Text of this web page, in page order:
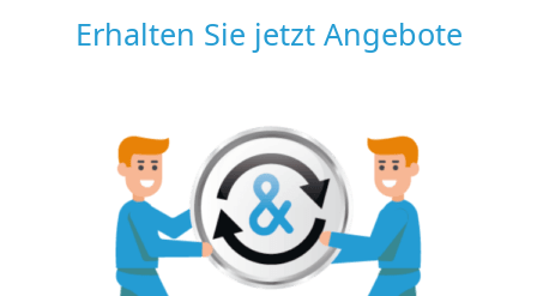
Erhalten Sie jetzt Angebote